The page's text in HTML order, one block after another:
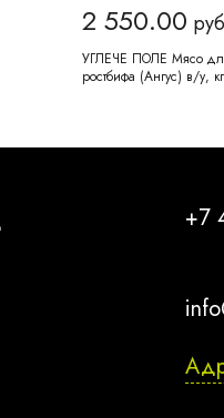
2 550.00 руб
УГЛЕЧЕ ПОЛЕ Мясо
ростбифа (Ангус) в/у, кг
+7